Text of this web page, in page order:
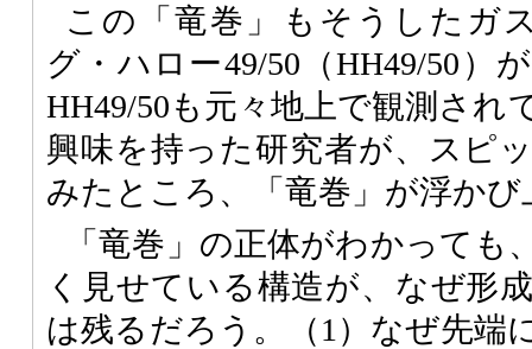
この「竜巻」もそうしたガ
グ・ハロー49/50（HH49/50）
HH49/50も元々地上で観測され
興味を持った研究者が、スピ
みたところ、「竜巻」が浮か
「竜巻」の正体がわかっても
く見せている構造が、なぜ形
は残るだろう。（1）なぜ先端